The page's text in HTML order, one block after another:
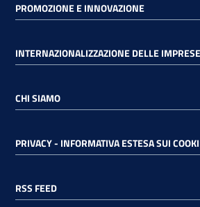
PROMOZIONE E INNOVAZIONE
INTERNAZIONALIZZAZIONE DELLE IMPRESE
CHI SIAMO
PRIVACY - INFORMATIVA ESTESA SUI
RSS FEED